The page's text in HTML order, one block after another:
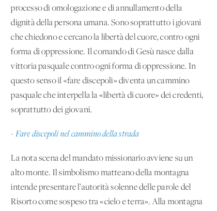
processo di omologazione e di annullamento della
dignità della persona umana. Sono soprattutto i giovani
che chiedono e cercano la libertà del cuore, contro ogni
forma di oppressione. Il comando di Gesù nasce dalla
vittoria pasquale contro ogni forma di oppressione. In
questo senso il «fare discepoli» diventa un cammino
pasquale che interpella la «libertà di cuore» dei credenti,
soprattutto dei giovani.
- Fare discepoli nel cammino della strada
La nota scena del mandato missionario avviene su un
alto monte. Il simbolismo matteano della montagna
intende presentare l’autorità solenne delle parole del
Risorto come sospeso tra «cielo e terra». Alla montagna